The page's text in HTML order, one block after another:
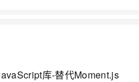
库-替代Moment.js